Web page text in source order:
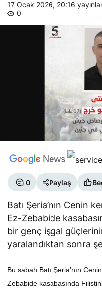
17 Ocak 2026, 20:16
0
0 Paylaş
Batı Şeria’nın Cenin
Ez-Zebabide
bir genç işgal güçlerinin
yaralandıktan sonra
Bu sabah Batı Şeria’nın
Zebabide kasabasında